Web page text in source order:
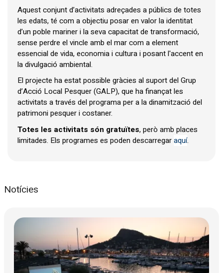
Aquest conjunt d’activitats adreçades a públics de totes
les edats, té com a objectiu posar en valor la identitat
d’un poble mariner i la seva capacitat de transformació,
sense perdre el vincle amb el mar com a element
essencial de vida, economia i cultura i posant l'accent en
la divulgació ambiental.
El projecte ha estat possible gràcies al suport del Grup
d’Acció Local Pesquer (GALP), que ha finançat les
activitats a través del programa per a la dinamització del
patrimoni pesquer i costaner.
Totes les activitats són gratuïtes, però amb places
limitades. Els programes es poden descarregaraquí.
Notícies